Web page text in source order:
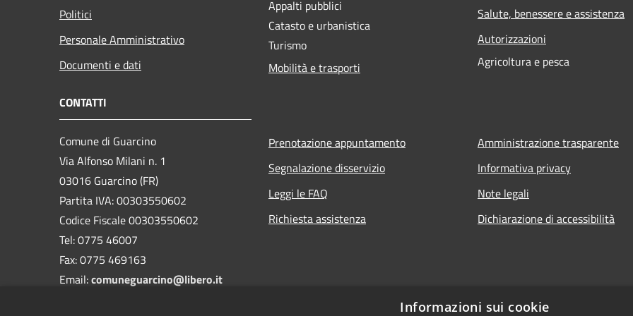
Politici
Personale Amministrativo
Documenti e dati
Appalti pubblici
Catasto e urbanistica
Turismo
Mobilità e trasporti
Salute, benessere e assistenza
Autorizzazioni
Agricoltura e pesca
CONTATTI
Comune di Guarcino
Via Alfonso Milani n. 1
03016 Guarcino (FR)
Partita IVA: 00303550602
Codice Fiscale 00303550602
Tel: 0775 46007
Fax: 0775 469163
Email:comuneguarcino@libero.it
Prenotazione appuntamento
Segnalazione disservizio
Leggi le FAQ
Richiesta assistenza
Amministrazione trasparente
Informativa privacy
Note legali
Dichiarazione di accessibilità
Informazioni sui cookie